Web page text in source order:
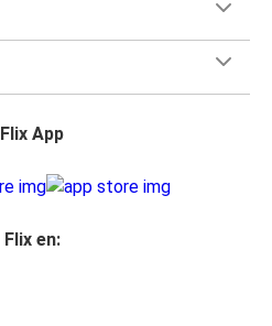
Flix App
Flix en: